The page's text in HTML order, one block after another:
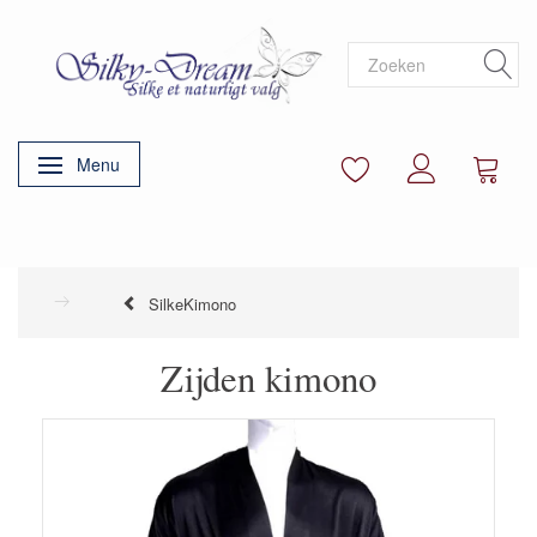
Navigatie in-/uitschakelen
Menu
SilkeKimono
Zijden kimono